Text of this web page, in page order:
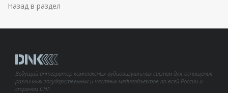
Назад в раздел
Ведущий интегратор комплексных аудиовизуальных систем для оснащения
различных государственных и частных медиаобъектов по всей России и
странам СНГ.